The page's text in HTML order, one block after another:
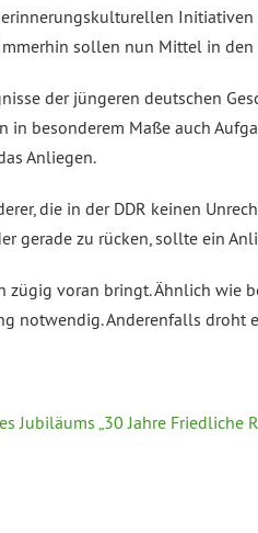
sollen nun Mittel in
der jüngeren deutschen
besonderem Maße auch
Anliegen.
die in der DDR keinen
zu rücken, sollte ein
zügig voran bringt. Ähnlich
Anderenfalls droht
Jubiläums „30 Jahre